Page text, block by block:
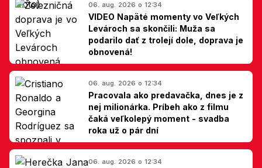
06. aug. 2026 o 12:34
VIDEO Napäté momenty vo Veľkých
Levároch sa skončili: Muža sa
podarilo dať z trolejí dole, doprava je
obnovená!
06. aug. 2026 o 12:34
Pracovala ako predavačka, dnes je z
nej milionárka. Príbeh ako z filmu
čaká veľkolepý moment - svadba
roka už o pár dní
06. aug. 2026 o 12:34